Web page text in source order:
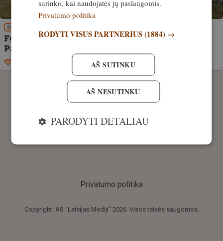
ŠUNYS
FOTO! Medžioklinių sportinių šunų klubo
Pavasariniai renginiai
24. kovas, 2026
Copyright: AS "Latvijas Mediji" 2026. Visos teisės saugomos.
Privatumo politika
surinko, kai naudojatės jų paslaugomis.
Privatumo politika
RODYTI VISUS PARTNERIUS(1884) →
AŠ SUTINKU
AŠ NESUTINKU
PARODYTI DETALIAU